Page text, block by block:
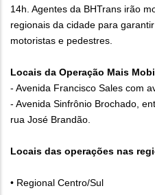
14h. Agentes da BHTrans irão
regionais da cidade para
motoristas e pedestres.
Locais da Operação Mais
- Avenida Francisco Sales com
- Avenida Sinfrônio Brochado,
rua José Brandão.
Locais das operações nas
• Regional Centro/Sul